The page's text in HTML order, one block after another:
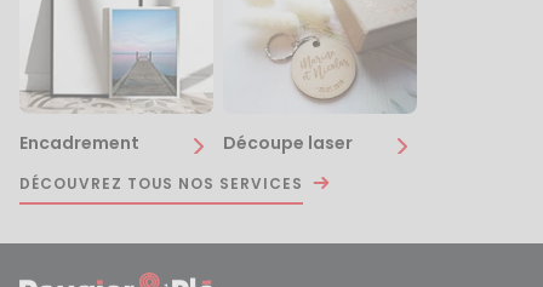
Encadrement Découpe laser
DÉCOUVREZ TOUS NOS SERVICES